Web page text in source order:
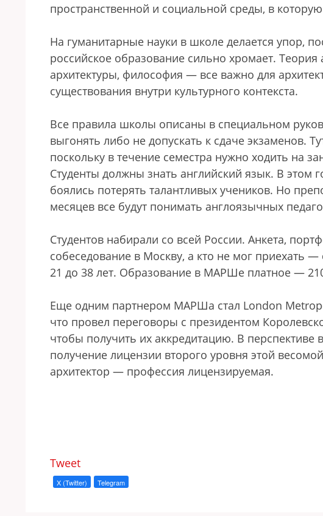
пространственной и социальной среды, в
На гуманитарные науки в школе делается упор,
российское образование сильно хромает. Теория
архитектуры, философия — все важно для
существования внутри культурного контекста.
Все правила школы описаны в специальном
выгонять либо не допускать к сдаче экзаменов.
поскольку в течение семестра нужно ходить на
Студенты должны знать английский язык. В этом
боялись потерять талантливых учеников. Но
месяцев все будут понимать англоязычных
Студентов набирали со всей России. Анкета,
собеседование в Москву, а кто не мог приехать
21 до 38 лет. Образование в МАРШе платное —
Еще одним партнером МАРШа стал London
что провел переговоры с президентом
чтобы получить их аккредитацию. В
получение лицензии второго уровня этой
архитектор — профессия лицензируемая.
Tweet
X (Twitter) Telegram